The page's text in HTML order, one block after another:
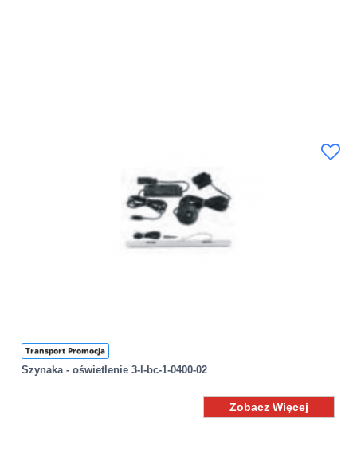
Transport Promocja
Szynaka - oświetlenie 3-l-bc-1-0400-02
Zobacz Więcej